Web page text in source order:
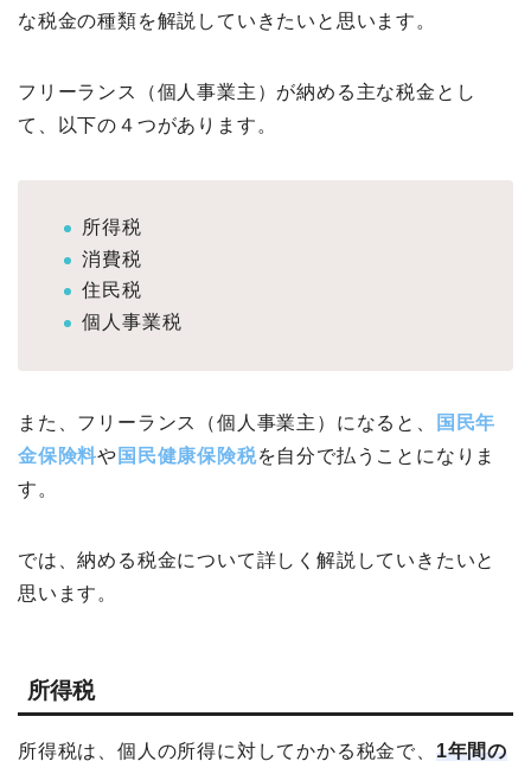
な税金の種類を解説していきたいと思います。
フリーランス（個人事業主）が納める主な税金とし
て、以下の４つがあります。
所得税
消費税
住民税
個人事業税
また、フリーランス（個人事業主）になると、
国民年
金保険料や 国民健康保険税を自分で払うことになりま
す。
では、納める税金について詳しく解説していきたいと
思います。
所得税
所得税は、個人の所得に対してかかる税金で、 1年間の